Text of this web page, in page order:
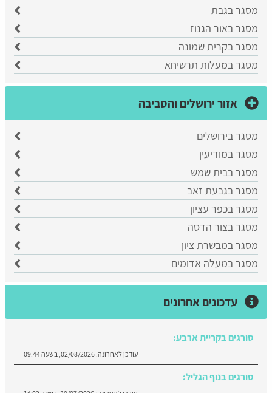
מסגר בגבת
מסגר באור הגנוז
מסגר בקרית שמונה
מסגר במעלות תרשיחא
אזור ירושלים והסביבה
מסגר בירושלים
מסגר במודיעין
מסגר בבית שמש
מסגר בגבעת זאב
מסגר בכפר עציון
מסגר בצור הדסה
מסגר במבשרת ציון
מסגר במעלה אדומים
עדכונים אחרונים
סורגים בקריית ארבע:
סורגים בנוף הגליל: